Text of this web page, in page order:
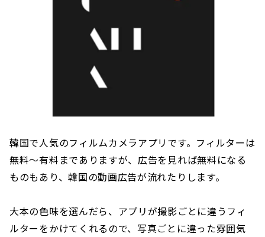
韓国で人気のフィルムカメラアプリです。フィルターは
無料〜有料までありますが、広告を見れば無料になる
ものもあり、韓国の動画広告が流れたりします。
大本の色味を選んだら、アプリが撮影ごとに違うフィ
ルターをかけてくれるので、写真ごとに違った雰囲気